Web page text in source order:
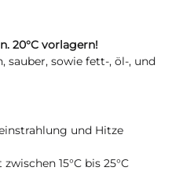
20°C vorlagern!
sauber, sowie fett-, öl-, und
und Hitze
15°C bis 25°C